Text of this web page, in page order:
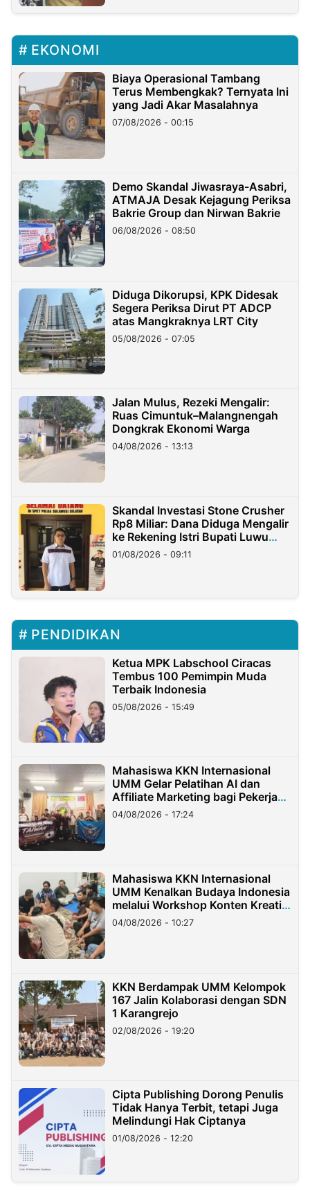
EKONOMI
Biaya Operasional Tambang
Terus Membengkak? Ternyata Ini
yang Jadi Akar Masalahnya
07/08/2026 - 00:15
Demo Skandal Jiwasraya-Asabri,
ATMAJA Desak Kejagung Periksa
Bakrie Group dan Nirwan Bakrie
06/08/2026 - 08:50
Diduga Dikorupsi, KPK Didesak
Segera Periksa Dirut PT ADCP
atas Mangkraknya LRT City
05/08/2026 - 07:05
Jalan Mulus, Rezeki Mengalir:
Ruas Cimuntuk–Malangnengah
Dongkrak Ekonomi Warga
04/08/2026 - 13:13
Skandal Investasi Stone Crusher
Rp8 Miliar: Dana Diduga Mengalir
ke Rekening Istri Bupati Luwu
Timur
01/08/2026 - 09:11
PENDIDIKAN
Ketua MPK Labschool Ciracas
Tembus 100 Pemimpin Muda
Terbaik Indonesia
05/08/2026 - 15:49
Mahasiswa KKN Internasional
UMM Gelar Pelatihan AI dan
Affiliate Marketing bagi Pekerja
Migran Indonesia di Taiwan
04/08/2026 - 17:24
Mahasiswa KKN Internasional
UMM Kenalkan Budaya Indonesia
melalui Workshop Konten Kreatif
di Taiwan
04/08/2026 - 10:27
KKN Berdampak UMM Kelompok
167 Jalin Kolaborasi dengan SDN
1 Karangrejo
02/08/2026 - 19:20
Cipta Publishing Dorong Penulis
Tidak Hanya Terbit, tetapi Juga
Melindungi Hak Ciptanya
01/08/2026 - 12:20